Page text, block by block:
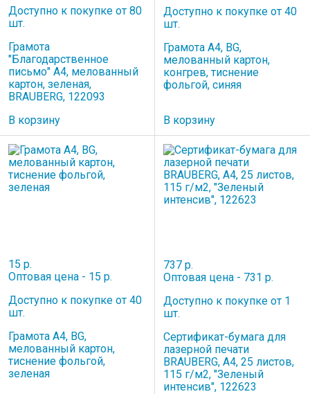
Доступно к покупке от 80
шт.
Грамота
"Благодарственное
письмо" А4, мелованный
картон, зеленая,
BRAUBERG, 122093
В корзину
Доступно к покупке от 40
шт.
Грамота А4, BG,
мелованный картон,
конгрев, тиснение
фольгой, синяя
В корзину
15 р.
Оптовая цена - 15 р.
Доступно к покупке от 40
шт.
Грамота А4, BG,
мелованный картон,
тиснение фольгой,
зеленая
737 р.
Оптовая цена - 731 р.
Доступно к покупке от 1
шт.
Сертификат-бумага для
лазерной печати
BRAUBERG, А4, 25 листов,
115 г/м2, "Зеленый
интенсив", 122623